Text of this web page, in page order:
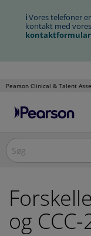
ℹVores telefoner
kontakt med
kontaktformular
Pearson Clinical & Talent
Spring
til
indholdet
og CCC-